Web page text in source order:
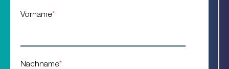
Vorname*
Nachname*